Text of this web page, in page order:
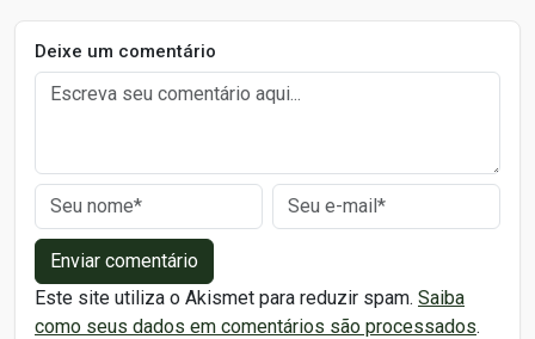
Deixe um comentário
Enviar comentário
Este site utiliza o Akismet para reduzir spam. Saiba
como seus dados em comentários são processados.